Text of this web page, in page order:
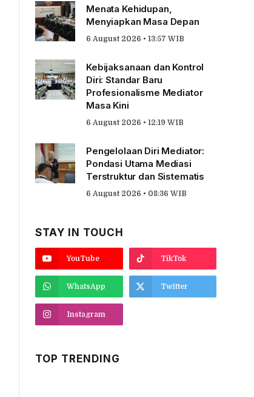
Menata Kehidupan,
Menyiapkan Masa Depan
6 August 2026 • 13:57 WIB
Kebijaksanaan dan Kontrol
Diri: Standar Baru
Profesionalisme Mediator
Masa Kini
6 August 2026 • 12:19 WIB
Pengelolaan Diri Mediator:
Pondasi Utama Mediasi
Terstruktur dan Sistematis
6 August 2026 • 08:36 WIB
STAY IN TOUCH
YouTube TikTok
WhatsApp Twitter
Instagram
TOP TRENDING